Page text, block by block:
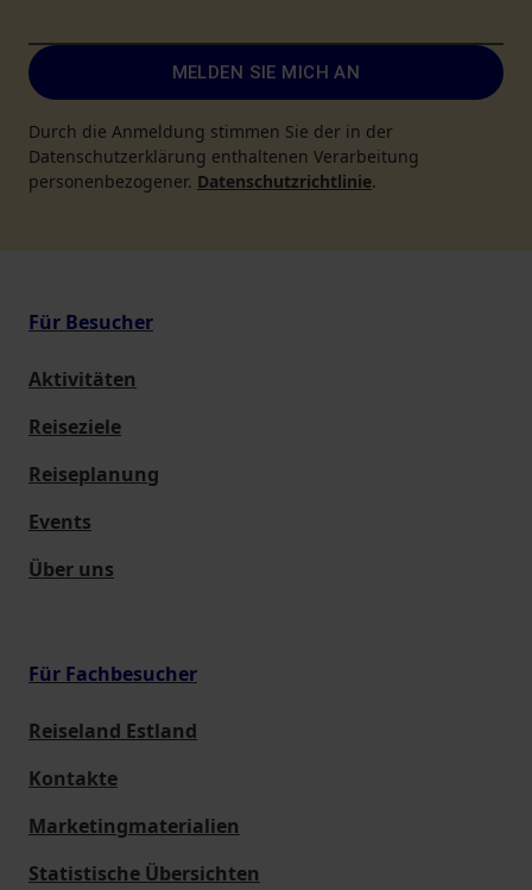
MELDEN SIE MICH AN
Durch die Anmeldung stimmen Sie der in der
Datenschutzerklärung enthaltenen Verarbeitung
personenbezogener. Datenschutzrichtlinie.
Für Besucher
Aktivitäten
Reiseziele
Reiseplanung
Events
Über uns
Für Fachbesucher
Reiseland Estland
Kontakte
Marketingmaterialien
Statistische Übersichten